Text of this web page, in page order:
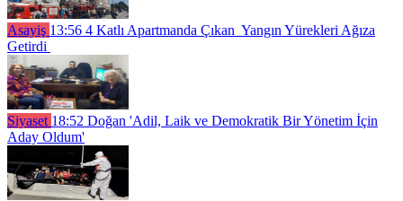
Asayiş 13:56 4 Katlı Apartmanda Çıkan Yangın Yürekleri Ağıza
Getirdi
Siyaset 18:52 Doğan 'Adil, Laik ve Demokratik Bir Yönetim İçin
Aday Oldum'